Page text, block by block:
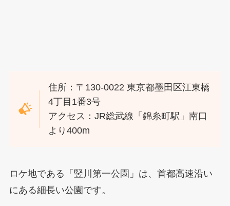
住所：〒130-0022 東京都墨田区江東橋
4丁目1番3号
アクセス：JR総武線「錦糸町駅」南口
より400m
ロケ地である「竪川第一公園」は、首都高速沿い
にある細長い公園です。